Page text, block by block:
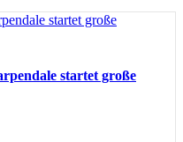
startet große